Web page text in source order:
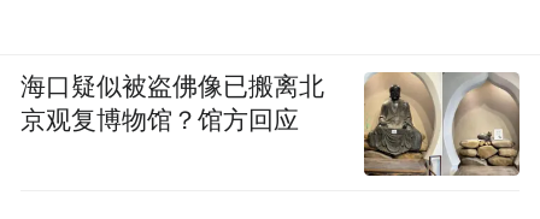
海口疑似被盗佛像已搬离北
京观复博物馆？馆方回应